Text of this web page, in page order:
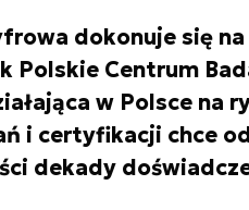
dokonuje się
Polskie Centrum
w Polsce na
i certyfikacji chce
dekady